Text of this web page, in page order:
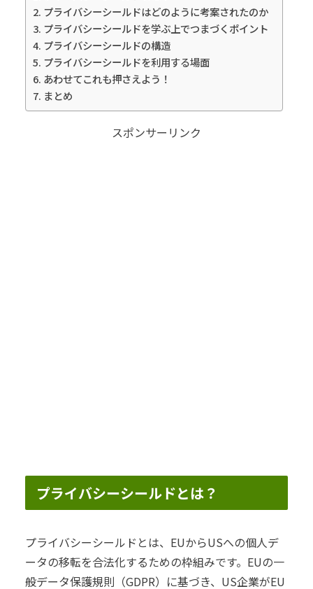
プライバシーシールドはどのように考案されたのか
プライバシーシールドを学ぶ上でつまづくポイント
プライバシーシールドの構造
プライバシーシールドを利用する場面
あわせてこれも押さえよう！
まとめ
スポンサーリンク
プライバシーシールドとは？
プライバシーシールドとは、EUからUSへの個人デ
ータの移転を合法化するための枠組みです。EUの一
般データ保護規則（GDPR）に基づき、US企業がEU